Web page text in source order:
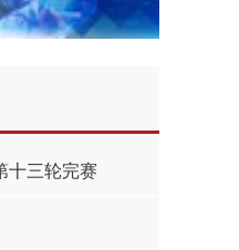
十三轮完赛